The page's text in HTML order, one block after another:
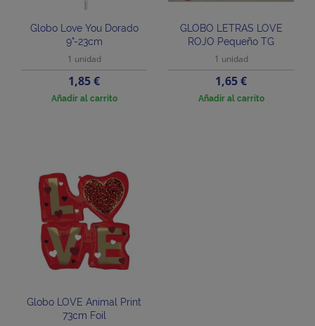
Globo Love You Dorado
9"-23cm
1 unidad
Precio
1,85 €
Añadir al carrito
GLOBO LETRAS LOVE
ROJO Pequeño TG
1 unidad
Precio
1,65 €
Añadir al carrito
Globo LOVE Animal Print
73cm Foil